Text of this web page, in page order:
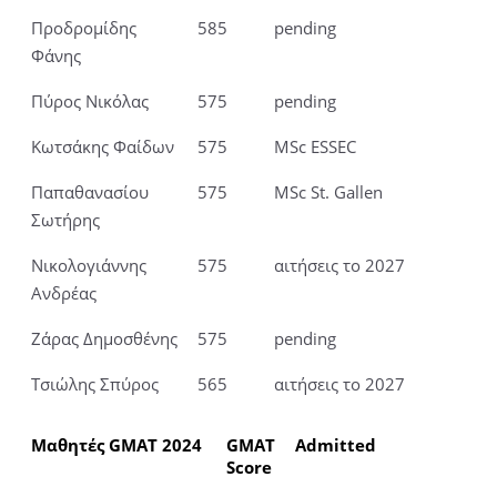
Προδρομίδης
Φάνης
585 pending
Πύρος Νικόλας 575 pending
Κωτσάκης Φαίδων 575 MSc ESSEC
Παπαθανασίου
Σωτήρης
575 MSc St. Gallen
Νικολογιάννης
Ανδρέας
575 αιτήσεις το 2027
Ζάρας Δημοσθένης 575 pending
Τσιώλης Σπύρος 565 αιτήσεις το 2027
Μαθητές GMAT 2024
GMAT
Score
Admitted